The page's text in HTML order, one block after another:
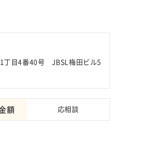
丁目4番40号 JBSL梅田ビル5
額 応相談